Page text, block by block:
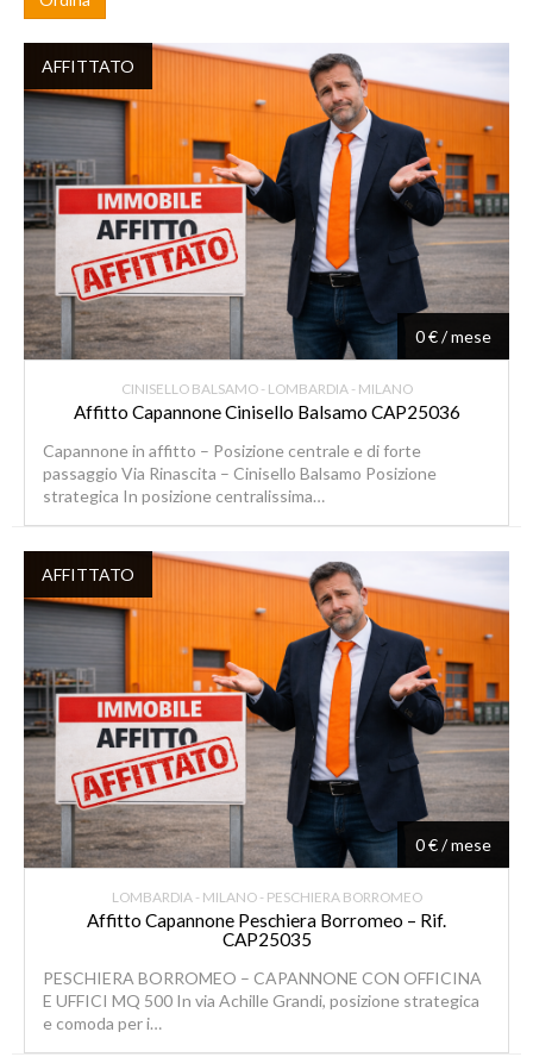
AFFITTATO
0 € / mese
CINISELLO BALSAMO - LOMBARDIA - MILANO
Affitto Capannone Cinisello Balsamo CAP25036
Capannone in affitto – Posizione centrale e di forte
passaggio Via Rinascita – Cinisello Balsamo Posizione
strategica In posizione centralissima…
AFFITTATO
0 € / mese
LOMBARDIA - MILANO - PESCHIERA BORROMEO
Affitto Capannone Peschiera Borromeo – Rif.
CAP25035
PESCHIERA BORROMEO – CAPANNONE CON OFFICINA
E UFFICI MQ 500 In via Achille Grandi, posizione strategica
e comoda per i…